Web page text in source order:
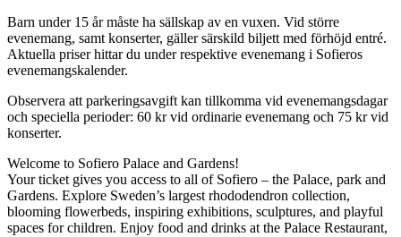
Barn under 15 år måste ha sällskap av en vuxen. Vid större
evenemang, samt konserter, gäller särskild biljett med förhöjd entré.
Aktuella priser hittar du under respektive evenemang i Sofieros
evenemangskalender.
Observera att parkeringsavgift kan tillkomma vid evenemangsdagar
och speciella perioder: 60 kr vid ordinarie evenemang och 75 kr vid
konserter.
Welcome to Sofiero Palace and Gardens!
Your ticket gives you access to all of Sofiero – the Palace, park and
Gardens. Explore Sweden’s largest rhododendron collection,
blooming flowerbeds, inspiring exhibitions, sculptures, and playful
spaces for children. Enjoy food and drinks at the Palace Restaurant,